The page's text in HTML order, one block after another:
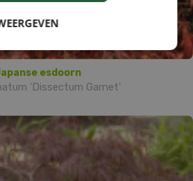
esdoorn
'Dissectum Garnet'